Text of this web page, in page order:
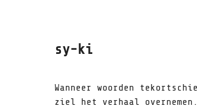
sy-ki
Wanneer woorden
ziel het verhaal